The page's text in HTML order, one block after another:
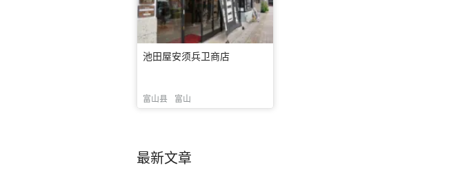
池田屋安须兵卫商店
富山县 富山
最新文章